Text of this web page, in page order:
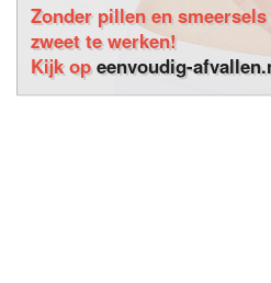
Zonder pillen en
zweet te werken!
Kijk opeenvoudig-